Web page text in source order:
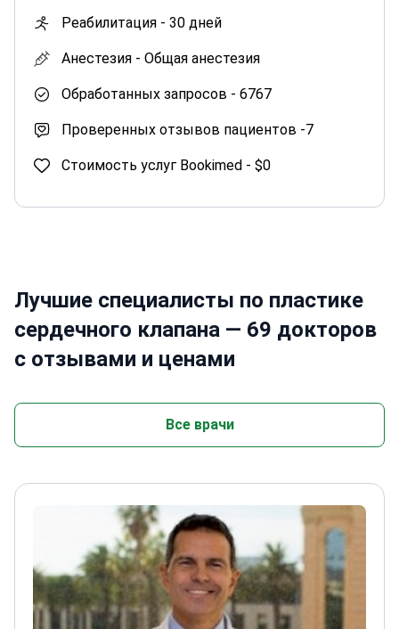
Реабилитация - 30 дней
Анестезия - Общая анестезия
Обработанных запросов - 6767
Проверенных отзывов пациентов -7
Стоимость услуг Bookimed - $0
Лучшие специалисты по пластике
сердечного клапана — 69 докторов
с отзывами и ценами
Все врачи